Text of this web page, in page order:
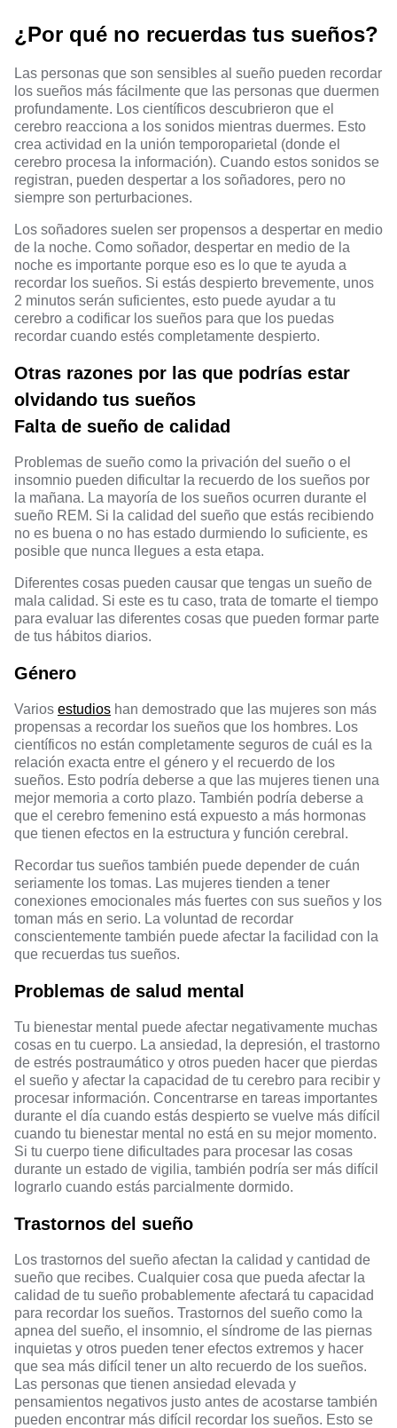
¿Por qué no recuerdas tus sueños?
Las personas que son sensibles al sueño pueden recordar
los sueños más fácilmente que las personas que duermen
profundamente. Los científicos descubrieron que el
cerebro reacciona a los sonidos mientras duermes. Esto
crea actividad en la unión temporoparietal (donde el
cerebro procesa la información). Cuando estos sonidos se
registran, pueden despertar a los soñadores, pero no
siempre son perturbaciones.
Los soñadores suelen ser propensos a despertar en medio
de la noche. Como soñador, despertar en medio de la
noche es importante porque eso es lo que te ayuda a
recordar los sueños. Si estás despierto brevemente, unos
2 minutos serán suficientes, esto puede ayudar a tu
cerebro a codificar los sueños para que los puedas
recordar cuando estés completamente despierto.
Otras razones por las que podrías estar
olvidando tus sueños
Falta de sueño de calidad
Problemas de sueño como la privación del sueño o el
insomnio pueden dificultar la recuerdo de los sueños por
la mañana. La mayoría de los sueños ocurren durante el
sueño REM. Si la calidad del sueño que estás recibiendo
no es buena o no has estado durmiendo lo suficiente, es
posible que nunca llegues a esta etapa.
Diferentes cosas pueden causar que tengas un sueño de
mala calidad. Si este es tu caso, trata de tomarte el tiempo
para evaluar las diferentes cosas que pueden formar parte
de tus hábitos diarios.
Género
Varios estudios han demostrado que las mujeres son más
propensas a recordar los sueños que los hombres. Los
científicos no están completamente seguros de cuál es la
relación exacta entre el género y el recuerdo de los
sueños. Esto podría deberse a que las mujeres tienen una
mejor memoria a corto plazo. También podría deberse a
que el cerebro femenino está expuesto a más hormonas
que tienen efectos en la estructura y función cerebral.
Recordar tus sueños también puede depender de cuán
seriamente los tomas. Las mujeres tienden a tener
conexiones emocionales más fuertes con sus sueños y los
toman más en serio. La voluntad de recordar
conscientemente también puede afectar la facilidad con la
que recuerdas tus sueños.
Problemas de salud mental
Tu bienestar mental puede afectar negativamente muchas
cosas en tu cuerpo. La ansiedad, la depresión, el trastorno
de estrés postraumático y otros pueden hacer que pierdas
el sueño y afectar la capacidad de tu cerebro para recibir y
procesar información. Concentrarse en tareas importantes
durante el día cuando estás despierto se vuelve más difícil
cuando tu bienestar mental no está en su mejor momento.
Si tu cuerpo tiene dificultades para procesar las cosas
durante un estado de vigilia, también podría ser más difícil
lograrlo cuando estás parcialmente dormido.
Trastornos del sueño
Los trastornos del sueño afectan la calidad y cantidad de
sueño que recibes. Cualquier cosa que pueda afectar la
calidad de tu sueño probablemente afectará tu capacidad
para recordar los sueños. Trastornos del sueño como la
apnea del sueño, el insomnio, el síndrome de las piernas
inquietas y otros pueden tener efectos extremos y hacer
que sea más difícil tener un alto recuerdo de los sueños.
Las personas que tienen ansiedad elevada y
pensamientos negativos justo antes de acostarse también
pueden encontrar más difícil recordar los sueños. Esto se